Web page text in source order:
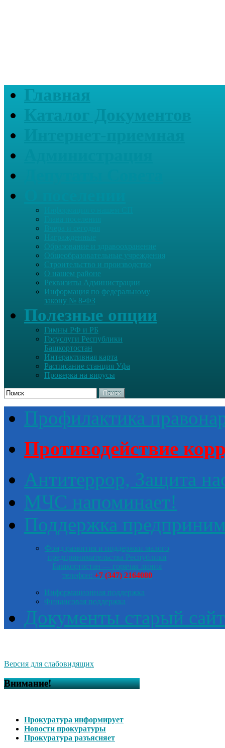
Главная
Награжденные
Образование и здравоохранение
Общеобразовательные учреждения
Строительство и производство
О нашем районе
Реквизиты Администрации
Информация по федеральному
закону № 8-ФЗ
Полезные опции
Гимны РФ и РБ
Госуслуги Республики
Башкортостан
Интерактивная карта
Расписание станция Уфа
Проверка на вирусы
Поиск
Профилактика
Противодействие
Антитеррор, Защита
МЧС напоминает!
Поддержка
Фонд развития и поддержки малого
предпринимательства Республики
Башкортостан — горячая линия
телефон: +7 (347) 2164080
Информационная поддержка
Финансовая поддержка
Документы старый сайт
Версия для слабовидящих
Внимание!
Прокуратура информирует
Новости прокуратуры
Прокуратура разъясняет